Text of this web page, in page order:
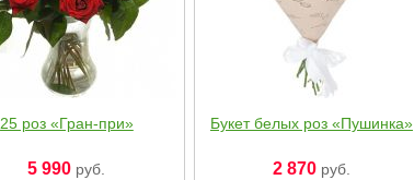
25 роз «Гран-при»
5 990 руб.
Букет белых роз «Пушинка»
2 870руб.